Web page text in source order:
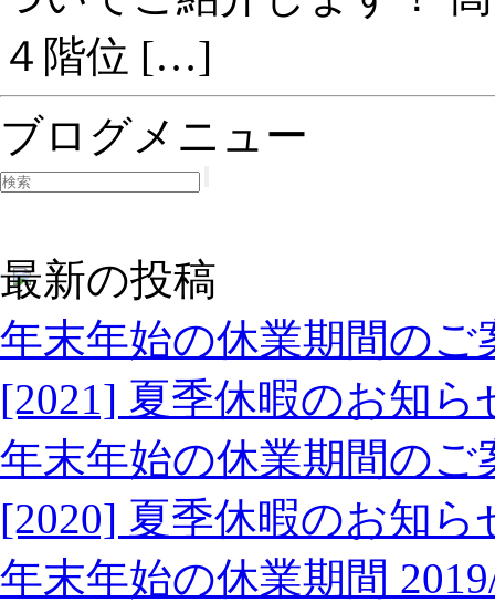
４階位 […]
ブログメニュー
最新の投稿
年末年始の休業期間のご
[2021] 夏季休暇のお知ら
年末年始の休業期間のご
[2020] 夏季休暇のお知ら
年末年始の休業期間